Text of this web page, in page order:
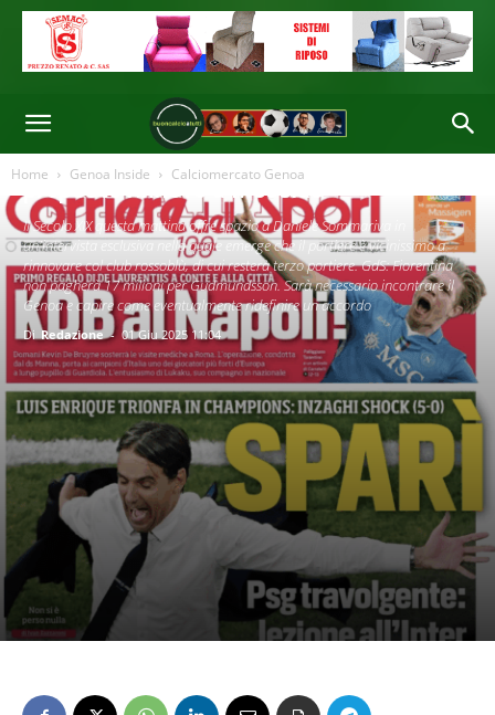
Home Genoa Inside Calciomercato Genoa
Rassegna Stampa | Fiorentina: no a 17
milioni per Gudmundsson. Genoa:
proposto rinnovo a Messias
Il Secolo XIX questa mattina offre spazio a Daniele Sommariva in
un'intervista esclusiva nella quale emerge che il portiere è vicinissimo a
rinnovare col club rossoblù, di cui resterà terzo portiere. GdS: Fiorentina
non pagherà 17 milioni per Gudmundsson. Sarà necessario incontrare il
Genoa e capire come eventualmente ridefinire un accordo
Di Redazione - 01 Giu 2025 11:04